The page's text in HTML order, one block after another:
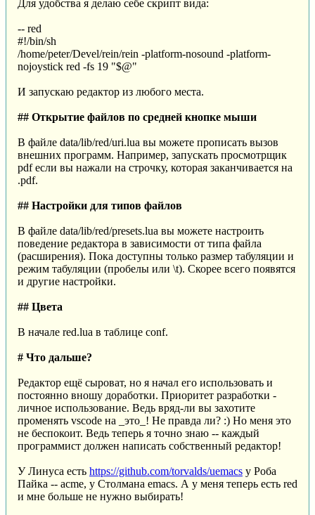
Для удобства я делаю себе скрипт вида:
-- red
#!/bin/sh
/home/peter/Devel/rein/rein -platform-nosound -platform-
nojoystick red -fs 19 "$@"
И запускаю редактор из любого места.
## Открытие файлов по средней кнопке мыши
В файле data/lib/red/uri.lua вы можете прописать вызов
внешних программ. Например, запускать просмотрщик
pdf если вы нажали на строчку, которая заканчивается на
.pdf.
## Настройки для типов файлов
В файле data/lib/red/presets.lua вы можете настроить
поведение редактора в зависимости от типа файла
(расширения). Пока доступны только размер табуляции и
режим табуляции (пробелы или \t). Скорее всего появятся
и другие настройки.
## Цвета
В начале red.lua в таблице conf.
# Что дальше?
Редактор ещё сыроват, но я начал его использовать и
постоянно вношу доработки. Приоритет разработки -
личное использование. Ведь вряд-ли вы захотите
променять vscode на _это_! Не правда ли? :) Но меня это
не беспокоит. Ведь теперь я точно знаю -- каждый
программист должен написать собственный редактор!
У Линуса есть https://github.com/torvalds/uemacs у Роба
Пайка -- acme, у Столмана emacs. А у меня теперь есть red
и мне больше не нужно выбирать!